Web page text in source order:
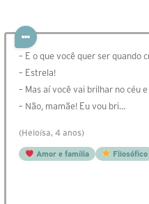
– E o que você quer ser quando
– Estrela!
– Mas aí você vai brilhar no céu
– Não, mamãe! Eu vou bri…
(Heloísa, 4 anos)
Amor e família Filosófico